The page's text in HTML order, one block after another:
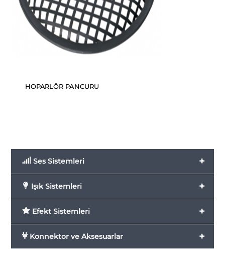
HOPARLÖR PANCURU
+
Ses Sistemleri
+
Işık Sistemleri
+
Efekt Sistemleri
+
Konnektor ve Aksesuarlar